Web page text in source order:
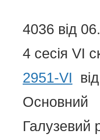
4036 від
4 сесія VI
2951-VI
Основний
Галузевий